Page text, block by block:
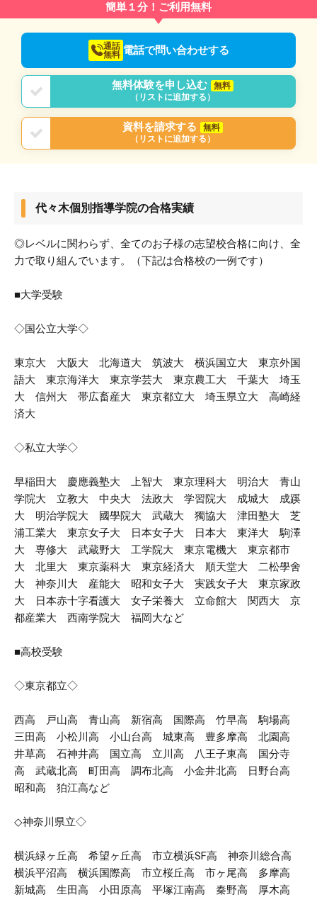
簡単１分！ご利用無料
通話
無料 電話で問い合わせする
無料体験を申し込む
無料
（リストに追加する）
資料を請求する
無料
（リストに追加する）
代々木個別指導学院の合格実績
◎レベルに関わらず、全てのお子様の志望校合格に向け、全
力で取り組んでいます。（下記は合格校の一例です）
■大学受験
◇国公立大学◇
東京大 大阪大 北海道大 筑波大 横浜国立大 東京外国
語大 東京海洋大 東京学芸大 東京農工大 千葉大 埼玉
大 信州大 帯広畜産大 東京都立大 埼玉県立大 高崎経
済大
◇私立大学◇
早稲田大 慶應義塾大 上智大 東京理科大 明治大 青山
学院大 立教大 中央大 法政大 学習院大 成城大 成蹊
大 明治学院大 國學院大 武蔵大 獨協大 津田塾大 芝
浦工業大 東京女子大 日本女子大 日本大 東洋大 駒澤
大 専修大 武蔵野大 工学院大 東京電機大 東京都市
大 北里大 東京薬科大 東京経済大 順天堂大 二松學舍
大 神奈川大 産能大 昭和女子大 実践女子大 東京家政
大 日本赤十字看護大 女子栄養大 立命館大 関西大 京
都産業大 西南学院大 福岡大など
■高校受験
◇東京都立◇
西高 戸山高 青山高 新宿高 国際高 竹早高 駒場高
三田高 小松川高 小山台高 城東高 豊多摩高 北園高
井草高 石神井高 国立高 立川高 八王子東高 国分寺
高 武蔵北高 町田高 調布北高 小金井北高 日野台高
昭和高 狛江高など
◇神奈川県立◇
横浜緑ヶ丘高 希望ヶ丘高 市立横浜SF高 神奈川総合高
横浜平沼高 横浜国際高 市立桜丘高 市ヶ尾高 多摩高
新城高 生田高 小田原高 平塚江南高 秦野高 厚木高